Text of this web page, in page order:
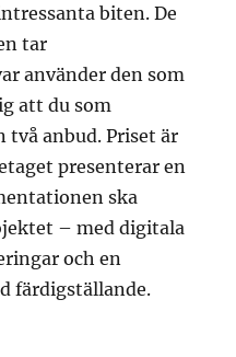
biten. De
tar
använder den som
att du som
två anbud. Priset är
presenterar en
ska
– med digitala
och en
färdigställande.